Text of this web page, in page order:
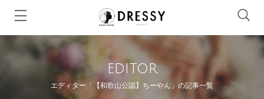
editor
エディター「【和歌山公認】ちーやん」の記事一覧